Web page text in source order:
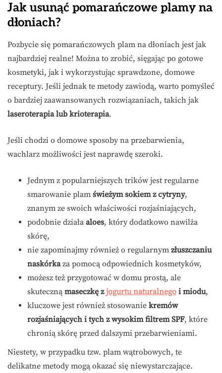
Jak usunąć pomarańczowe plamy na
dłoniach?
Pozbycie się pomarańczowych plam na dłoniach jest jak
najbardziej realne! Można to zrobić, sięgając po gotowe
kosmetyki, jak i wykorzystując sprawdzone, domowe
receptury. Jeśli jednak te metody zawiodą, warto pomyśleć
o bardziej zaawansowanych rozwiązaniach, takich jak
laseroterapia lub krioterapia.
Jeśli chodzi o domowe sposoby na przebarwienia,
wachlarz możliwości jest naprawdę szeroki.
Jednym z popularniejszych trików jest regularne
smarowanie plam świeżym sokiem z cytryny,
znanym ze swoich właściwości rozjaśniających,
podobnie działa aloes, który dodatkowo nawilża
skórę,
nie zapominajmy również o regularnym złuszczaniu
naskórkaza pomocą odpowiednich kosmetyków,
możesz też przygotować w domu prostą, ale
skuteczną maseczkę zjogurtu naturalnego i miodu,
kluczowe jest również stosowanie kremów
rozjaśniających i tych z wysokim filtrem SPF, które
chronią skórę przed dalszymi przebarwieniami.
Niestety, w przypadku tzw. plam wątrobowych, te
delikatne metody mogą okazać się niewystarczające.